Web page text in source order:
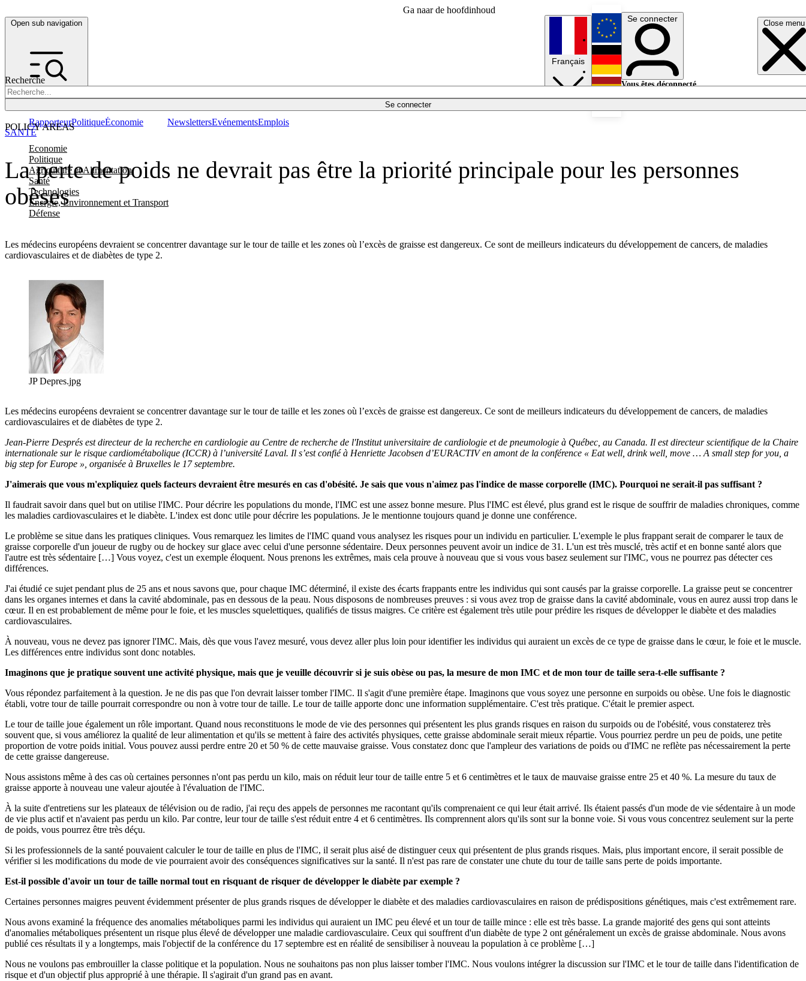
Ga naar de hoofdinhoud
Open sub navigation Close menu
Recherche
Se connecter
POLICY AREAS
Economie
Politique
Agriculture et Alimentation
Santé
Technologies
Energie, Environnement et Transport
Défense
RapporteurPolitiqueÉconomie NewslettersEvénementsEmplois
Français
English
Deutsch
Se connecter
Vous êtes déconnecté.
La perte de poids ne devrait pas être la priorité principale pour les personnes
obèses
Les médecins européens devraient se concentrer davantage sur le tour de taille et les zones où l’excès de graisse est dangereux. Ce sont de meilleurs indicateurs du développement de cancers, de maladies
cardiovasculaires et de diabètes de type 2.
SANTÉ
JP Depres.jpg
Les médecins européens devraient se concentrer davantage sur le tour de taille et les zones où l’excès de graisse est dangereux. Ce sont de meilleurs indicateurs du développement de cancers, de maladies
cardiovasculaires et de diabètes de type 2.
Jean-Pierre Després est directeur de la recherche en cardiologie au Centre de recherche de l'Institut universitaire de cardiologie et de pneumologie à Québec, au Canada. Il est directeur scientifique de la Chaire
internationale sur le risque cardiométabolique (ICCR) à l’université Laval. Il s’est confié à Henriette Jacobsen d’EURACTIV en amont de la conférence « Eat well, drink well, move … A small step for you, a
big step for Europe », organisée à Bruxelles le 17 septembre.
J'aimerais que vous m'expliquiez quels facteurs devraient être mesurés en cas d'obésité. Je sais que vous n'aimez pas l'indice de masse corporelle (IMC). Pourquoi ne serait-il pas suffisant ?
Il faudrait savoir dans quel but on utilise l'IMC. Pour décrire les populations du monde, l'IMC est une assez bonne mesure. Plus l'IMC est élevé, plus grand est le risque de souffrir de maladies chroniques, comme
les maladies cardiovasculaires et le diabète. L'index est donc utile pour décrire les populations. Je le mentionne toujours quand je donne une conférence.
Le problème se situe dans les pratiques cliniques. Vous remarquez les limites de l'IMC quand vous analysez les risques pour un individu en particulier. L'exemple le plus frappant serait de comparer le taux de
graisse corporelle d'un joueur de rugby ou de hockey sur glace avec celui d'une personne sédentaire. Deux personnes peuvent avoir un indice de 31. L'un est très musclé, très actif et en bonne santé alors que
l'autre est très sédentaire […] Vous voyez, c'est un exemple éloquent. Nous prenons les extrêmes, mais cela prouve à nouveau que si vous vous basez seulement sur l'IMC, vous ne pourrez pas détecter ces
différences.
J'ai étudié ce sujet pendant plus de 25 ans et nous savons que, pour chaque IMC déterminé, il existe des écarts frappants entre les individus qui sont causés par la graisse corporelle. La graisse peut se concentrer
dans les organes internes et dans la cavité abdominale, pas en dessous de la peau. Nous disposons de nombreuses preuves : si vous avez trop de graisse dans la cavité abdominale, vous en aurez aussi trop dans le
cœur. Il en est probablement de même pour le foie, et les muscles squelettiques, qualifiés de tissus maigres. Ce critère est également très utile pour prédire les risques de développer le diabète et des maladies
cardiovasculaires.
À nouveau, vous ne devez pas ignorer l'IMC. Mais, dès que vous l'avez mesuré, vous devez aller plus loin pour identifier les individus qui auraient un excès de ce type de graisse dans le cœur, le foie et le muscle.
Les différences entre individus sont donc notables.
Imaginons que je pratique souvent une activité physique, mais que je veuille découvrir si je suis obèse ou pas, la mesure de mon IMC et de mon tour de taille sera-t-elle suffisante ?
Vous répondez parfaitement à la question. Je ne dis pas que l'on devrait laisser tomber l'IMC. Il s'agit d'une première étape. Imaginons que vous soyez une personne en surpoids ou obèse. Une fois le diagnostic
établi, votre tour de taille pourrait correspondre ou non à votre tour de taille. Le tour de taille apporte donc une information supplémentaire. C'est très pratique. C'était le premier aspect.
Le tour de taille joue également un rôle important. Quand nous reconstituons le mode de vie des personnes qui présentent les plus grands risques en raison du surpoids ou de l'obésité, vous constaterez très
souvent que, si vous améliorez la qualité de leur alimentation et qu'ils se mettent à faire des activités physiques, cette graisse abdominale serait mieux répartie. Vous pourriez perdre un peu de poids, une petite
proportion de votre poids initial. Vous pouvez aussi perdre entre 20 et 50 % de cette mauvaise graisse. Vous constatez donc que l'ampleur des variations de poids ou d'IMC ne reflète pas nécessairement la perte
de cette graisse dangereuse.
Nous assistons même à des cas où certaines personnes n'ont pas perdu un kilo, mais on réduit leur tour de taille entre 5 et 6 centimètres et le taux de mauvaise graisse entre 25 et 40 %. La mesure du taux de
graisse apporte à nouveau une valeur ajoutée à l'évaluation de l'IMC.
À la suite d'entretiens sur les plateaux de télévision ou de radio, j'ai reçu des appels de personnes me racontant qu'ils comprenaient ce qui leur était arrivé. Ils étaient passés d'un mode de vie sédentaire à un mode
de vie plus actif et n'avaient pas perdu un kilo. Par contre, leur tour de taille s'est réduit entre 4 et 6 centimètres. Ils comprennent alors qu'ils sont sur la bonne voie. Si vous vous concentrez seulement sur la perte
de poids, vous pourrez être très déçu.
Si les professionnels de la santé pouvaient calculer le tour de taille en plus de l'IMC, il serait plus aisé de distinguer ceux qui présentent de plus grands risques. Mais, plus important encore, il serait possible de
vérifier si les modifications du mode de vie pourraient avoir des conséquences significatives sur la santé. Il n'est pas rare de constater une chute du tour de taille sans perte de poids importante.
Est-il possible d'avoir un tour de taille normal tout en risquant de risquer de développer le diabète par exemple ?
Certaines personnes maigres peuvent évidemment présenter de plus grands risques de développer le diabète et des maladies cardiovasculaires en raison de prédispositions génétiques, mais c'est extrêmement rare.
Nous avons examiné la fréquence des anomalies métaboliques parmi les individus qui auraient un IMC peu élevé et un tour de taille mince : elle est très basse. La grande majorité des gens qui sont atteints
d'anomalies métaboliques présentent un risque plus élevé de développer une maladie cardiovasculaire. Ceux qui souffrent d'un diabète de type 2 ont généralement un excès de graisse abdominale. Nous avons
publié ces résultats il y a longtemps, mais l'objectif de la conférence du 17 septembre est en réalité de sensibiliser à nouveau la population à ce problème […]
Nous ne voulons pas embrouiller la classe politique et la population. Nous ne souhaitons pas non plus laisser tomber l'IMC. Nous voulons intégrer la discussion sur l'IMC et le tour de taille dans l'identification de
risque et d'un objectif plus approprié à une thérapie. Il s'agirait d'un grand pas en avant.